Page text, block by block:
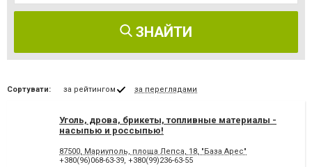
ЗНАЙТИ
Сортувати: за рейтингом за переглядами
Уголь, дрова, брикеты, топливные материалы -
насыпью и россыпью!
87500, Мариуполь, площа Лепса, 18, "База Арес"
+380(96)068-63-39, +380(99)236-63-55